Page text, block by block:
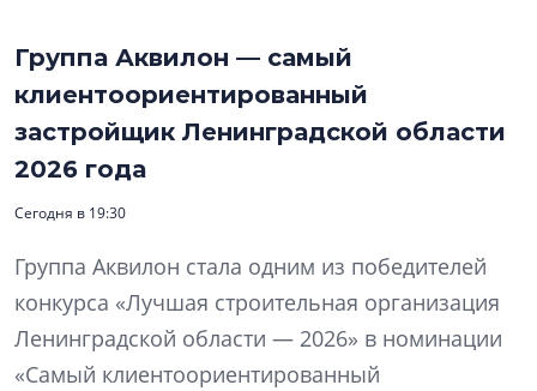
Группа Аквилон — самый
клиентоориентированный
застройщик Ленинградской области
2026 года
Сегодня в 19:30
Группа Аквилон стала одним из победителей
конкурса «Лучшая строительная организация
Ленинградской области — 2026» в номинации
«Самый клиентоориентированный